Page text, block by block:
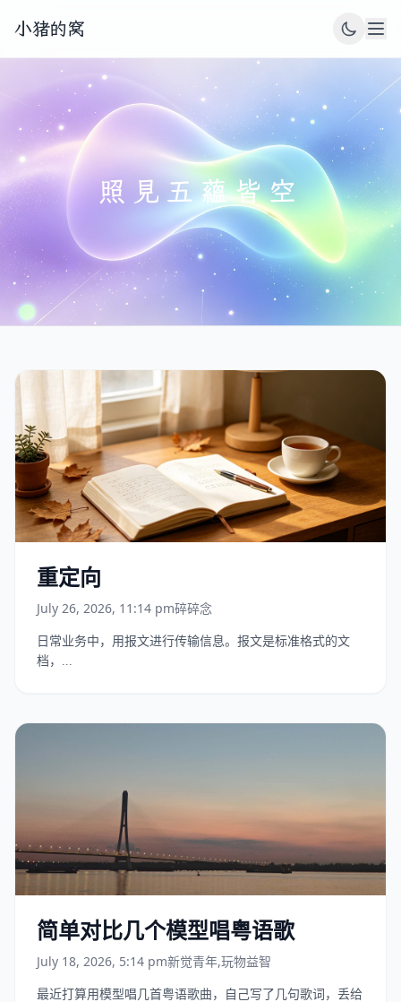
小猪的窝
照見五蘊皆空
重定向
July 26, 2026, 11:14 pm碎碎念
日常业务中，用报文进行传输信息。报文是标准格式的文
档，...
简单对比几个模型唱粤语歌
July 18, 2026, 5:14 pm新觉青年,玩物益智
最近打算用模型唱几首粤语歌曲，自己写了几句歌词，丢给